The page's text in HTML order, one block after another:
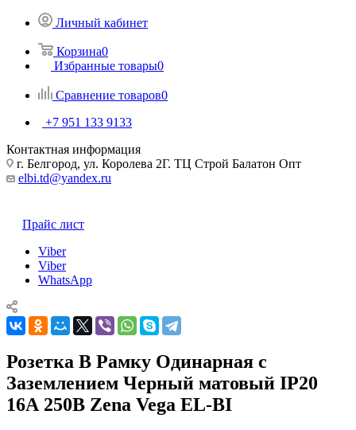
Личный кабинет
Корзина0
Избранные товары0
Сравнение товаров0
+7 951 133 9133
Контактная информация
г. Белгород, ул. Королева 2Г. ТЦ Строй Балатон Опт
elbi.td@yandex.ru
Прайс лист
Viber
Viber
WhatsApp
Розетка В Рамку Одинарная с
Заземлением Черный матовый IP20
16А 250В Zena Vega EL-BI